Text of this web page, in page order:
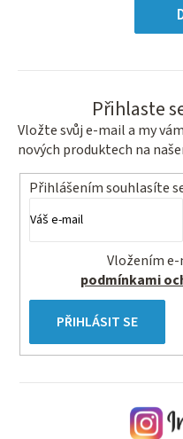
Přihlaste
Vložte svůj e-mail a my
nových produktech na
Přihlášením souhlasíte
podmínkami
PŘIHLÁSIT SE